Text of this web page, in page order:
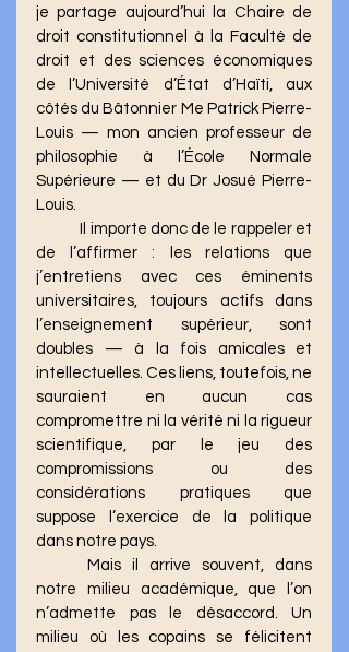
je partage aujourd’hui la Chaire de
droit constitutionnel à la Faculté de
droit et des sciences économiques
de l’Université d’État d’Haïti, aux
côtés du Bâtonnier Me Patrick Pierre-
Louis — mon ancien professeur de
philosophie à l’École Normale
Supérieure — et du Dr Josué Pierre-
Louis.
de l’affirmer : les relations que
j’entretiens avec ces éminents
universitaires, toujours actifs dans
l’enseignement supérieur, sont
doubles — à la fois amicales et
intellectuelles. Ces liens, toutefois, ne
sauraient en aucun cas
compromettre ni la vérité ni la rigueur
scientifique, par le jeu des
compromissions ou des
considérations pratiques que
suppose l’exercice de la politique
dans notre pays.
notre milieu académique, que l’on
n’admette pas le désaccord. Un
milieu où les copains se félicitent